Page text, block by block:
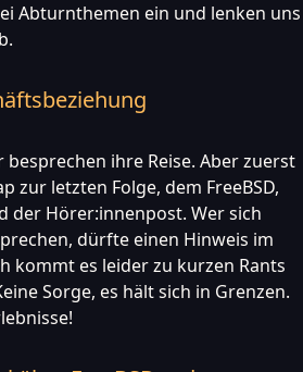
Abturnthemen ein und lenken uns
ihre Reise. Aber zuerst
zur letzten Folge, dem FreeBSD,
der Hörer:innenpost. Wer sich
dürfte einen Hinweis im
kommt es leider zu kurzen Rants
Sorge, es hält sich in Grenzen.